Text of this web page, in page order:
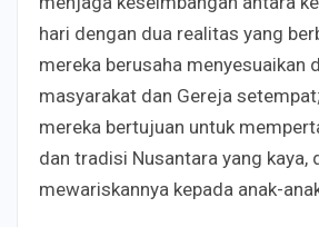
hari dengan dua realitas yang
mereka berusaha menyesuaikan
masyarakat dan Gereja
mereka bertujuan untuk
dan tradisi Nusantara yang kaya,
mewariskannya kepada anak-